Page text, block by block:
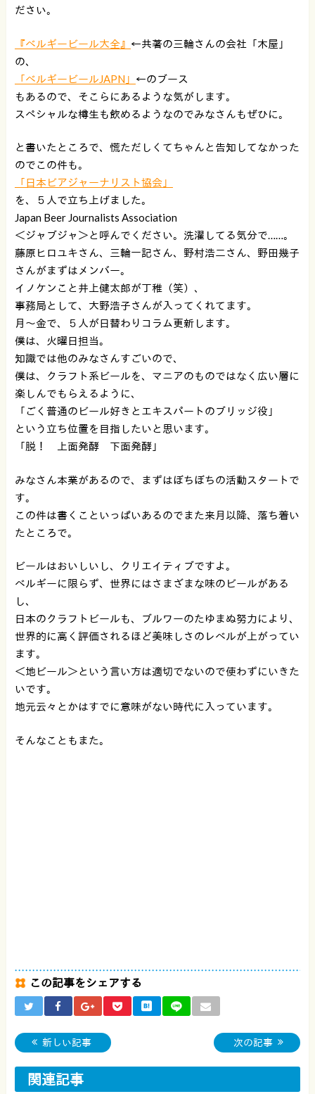
ださい。
『ベルギービール大全』 ←共著の三輪さんの会社「木屋」
の、
「ベルギービールJAPN」 ←のブース
もあるので、そこらにあるような気がします。
スペシャルな樽生も飲めるようなのでみなさんもぜひに。
と書いたところで、慌ただしくてちゃんと告知してなかった
のでこの件も。
「日本ビアジャーナリスト協会」
を、５人で立ち上げました。
Japan Beer Journalists Association
＜ジャブジャ＞と呼んでください。洗濯してる気分で……。
藤原ヒロユキさん、三輪一記さん、野村浩二さん、野田幾子
さんがまずはメンバー。
イノケンこと井上健太郎が丁稚（笑）、
事務局として、大野浩子さんが入ってくれてます。
月〜金で、５人が日替わりコラム更新します。
僕は、火曜日担当。
知識では他のみなさんすごいので、
僕は、クラフト系ビールを、マニアのものではなく広い層に
楽しんでもらえるように、
「ごく普通のビール好きとエキスパートのブリッジ役」
という立ち位置を目指したいと思います。
「脱！ 上面発酵 下面発酵」
みなさん本業があるので、まずはぼちぼちの活動スタートで
す。
この件は書くこといっぱいあるのでまた来月以降、落ち着い
たところで。
ビールはおいしいし、クリエイティブですよ。
ベルギーに限らず、世界にはさまざまな味のビールがある
し、
日本のクラフトビールも、ブルワーのたゆまぬ努力により、
世界的に高く評価されるほど美味しさのレベルが上がってい
ます。
＜地ビール＞という言い方は適切でないので使わずにいきた
いです。
地元云々とかはすでに意味がない時代に入っています。
そんなこともまた。
この記事をシェアする
新しい記事 次の記事
関連記事